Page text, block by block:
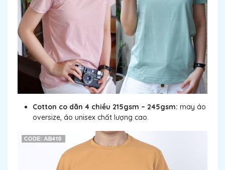
Cotton co dãn 4 chiều 215gsm – 245gsm: may áo
oversize, áo unisex chất lượng cao.